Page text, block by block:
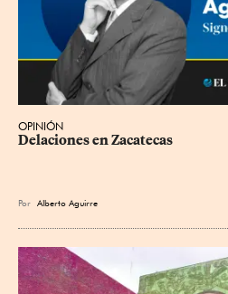
OPINIÓN
Delaciones en Zacatecas
Por Alberto Aguirre